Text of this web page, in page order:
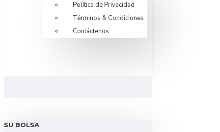
Política de Privacidad
Términos & Condiciones
Contáctenos
SU BOLSA